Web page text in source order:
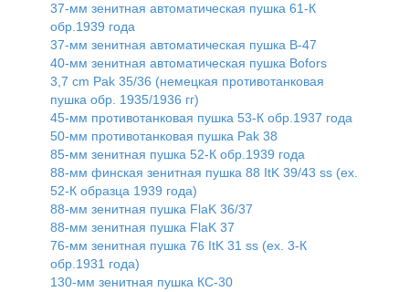
37-мм зенитная автоматическая пушка 61-К
обр.1939 года
37-мм зенитная автоматическая пушка В-47
40-мм зенитная автоматическая пушка Bofors
3,7 cm Pak 35/36 (немецкая противотанковая
пушка обр. 1935/1936 гг)
45-мм противотанковая пушка 53-К обр.1937 года
50-мм противотанковая пушка Pak 38
85-мм зенитная пушка 52-К обр.1939 года
88-мм финская зенитная пушка 88 ItK 39/43 ss (ex.
52-К образца 1939 года)
88-мм зенитная пушка FlaK 36/37
88-мм зенитная пушка FlaK 37
76-мм зенитная пушка 76 ItK 31 ss (ex. 3-К
обр.1931 года)
130-мм зенитная пушка КС-30